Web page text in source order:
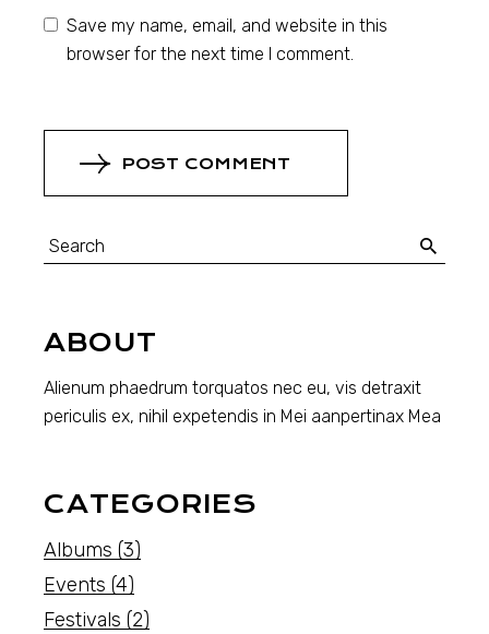
Save my name, email, and website in this
browser for the next time I comment.
POST COMMENT
ABOUT
Alienum phaedrum torquatos nec eu, vis detraxit
periculis ex, nihil expetendis in Mei aanpertinax Mea
CATEGORIES
Albums (3)
Events (4)
Festivals (2)